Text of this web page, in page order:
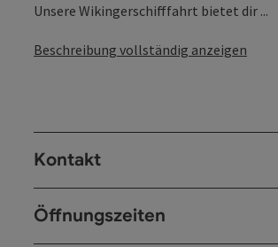
Unsere Wikingerschifffahrt bietet dir ...
Beschreibung vollständig anzeigen
Kontakt
Öffnungszeiten